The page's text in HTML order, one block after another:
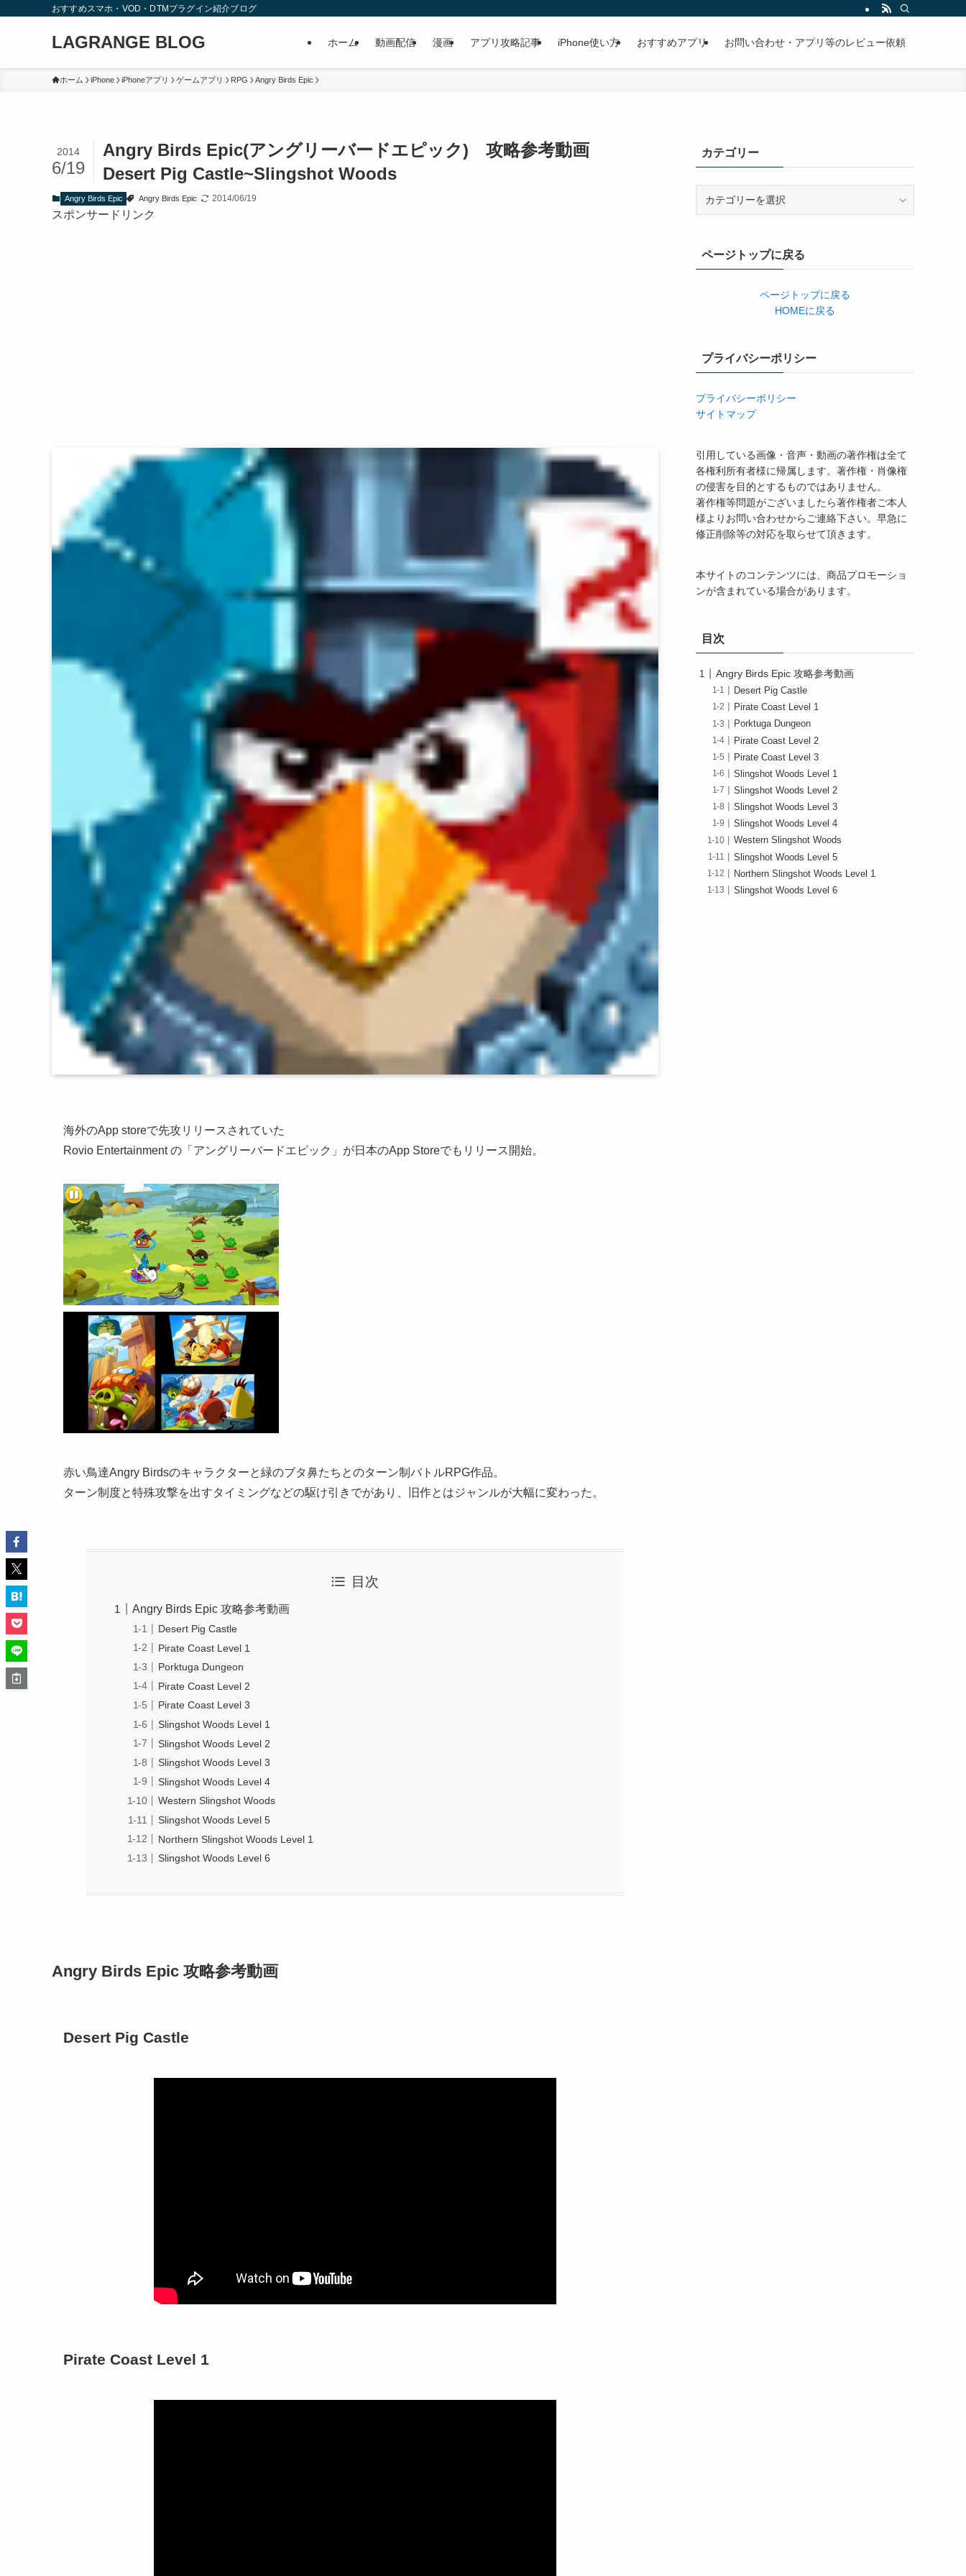
おすすめスマホ・VOD・DTMプラグイン紹介ブログ
LAGRANGE BLOG ホーム 動画配信 漫画 アプリ攻略記事 iPhone使い方 おすすめアプリ お問い合わせ・アプリ等のレビュー依頼
ホーム iPhone iPhoneアプリ ゲームアプリ RPG Angry Birds Epic
Angry Birds Epic(アングリーバードエピック) 攻略参考動画
Desert Pig Castle~Slingshot Woods
2014
6/19
Angry Birds Epic Angry Birds Epic 2014/06/19
スポンサードリンク
海外のApp storeで先攻リリースされていた
Rovio Entertainment の「アングリーバードエピック」が日本のApp Storeでもリリース開始。
赤い鳥達Angry Birdsのキャラクターと緑のブタ鼻たちとのターン制バトルRPG作品。
ターン制度と特殊攻撃を出すタイミングなどの駆け引きでがあり、旧作とはジャンルが大幅に変わった。
目次
Angry Birds Epic 攻略参考動画
Desert Pig Castle
Pirate Coast Level 1
Porktuga Dungeon
Pirate Coast Level 2
Pirate Coast Level 3
Slingshot Woods Level 1
Slingshot Woods Level 2
Slingshot Woods Level 3
Slingshot Woods Level 4
Western Slingshot Woods
Slingshot Woods Level 5
Northern Slingshot Woods Level 1
Slingshot Woods Level 6
Angry Birds Epic 攻略参考動画
Desert Pig Castle
Pirate Coast Level 1
カテゴリー
ーページトップに戻る
ページトップに戻る
HOMEに戻る
プライバシーポリシー
プライバシーポリシー
サイトマップ
引用している画像・音声・動画の著作権は全て
各権利所有者様に帰属します。著作権・肖像権
の侵害を目的とするものではありません。
著作権等問題がございましたら著作権者ご本人
様よりお問い合わせからご連絡下さい。早急に
修正削除等の対応を取らせて頂きます。
本サイトのコンテンツには、商品プロモーショ
ンが含まれている場合があります。
目次
Angry Birds Epic 攻略参考動画
Desert Pig Castle
Pirate Coast Level 1
Porktuga Dungeon
Pirate Coast Level 2
Pirate Coast Level 3
Slingshot Woods Level 1
Slingshot Woods Level 2
Slingshot Woods Level 3
Slingshot Woods Level 4
Western Slingshot Woods
Slingshot Woods Level 5
Northern Slingshot Woods Level 1
Slingshot Woods Level 6